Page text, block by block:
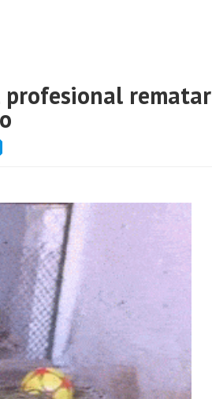
rematar